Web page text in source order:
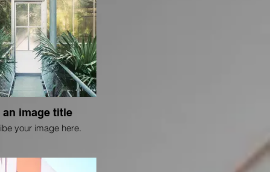
an image title
your image here.